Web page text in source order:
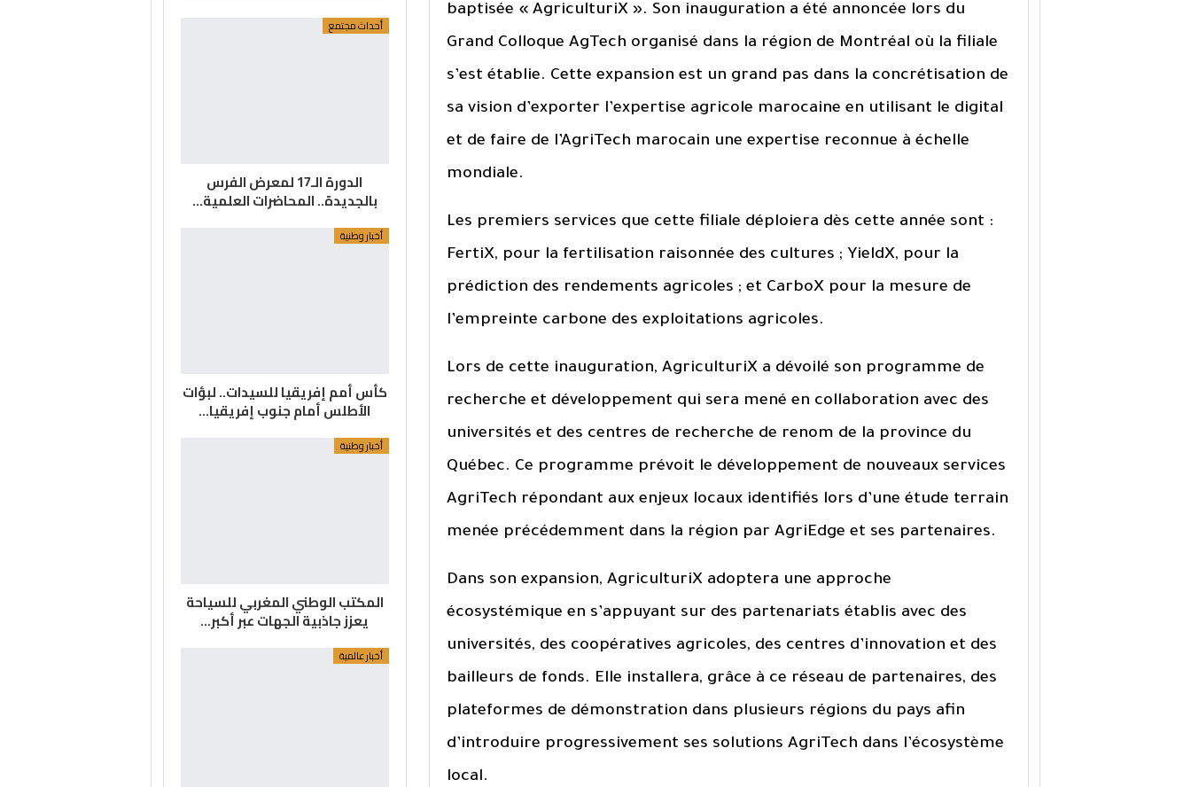
baptisée « AgriculturiX ». Son inauguration a été annoncée lors du
Grand Colloque AgTech organisé dans la région de Montréal où la filiale
s’est établie. Cette expansion est un grand pas dans la concrétisation de
sa vision d’exporter l’expertise agricole marocaine en utilisant le digital
et de faire de l’AgriTech marocain une expertise reconnue à échelle
mondiale.
Les premiers services que cette filiale déploiera dès cette année sont :
FertiX, pour la fertilisation raisonnée des cultures ; YieldX, pour la
prédiction des rendements agricoles ; et CarboX pour la mesure de
l’empreinte carbone des exploitations agricoles.
Lors de cette inauguration, AgriculturiX a dévoilé son programme de
recherche et développement qui sera mené en collaboration avec des
universités et des centres de recherche de renom de la province du
Québec. Ce programme prévoit le développement de nouveaux services
AgriTech répondant aux enjeux locaux identifiés lors d’une étude terrain
menée précédemment dans la région par AgriEdge et ses partenaires.
Dans son expansion, AgriculturiX adoptera une approche
écosystémique en s’appuyant sur des partenariats établis avec des
universités, des coopératives agricoles, des centres d’innovation et des
bailleurs de fonds. Elle installera, grâce à ce réseau de partenaires, des
plateformes de démonstration dans plusieurs régions du pays afin
d’introduire progressivement ses solutions AgriTech dans l’écosystème
local.
أحداث مجتمع
الدورة الـ17 لمعرض الفرس
بالجديدة.. المحاضرات العلمية…
أخبار وطنية
كأس أمم إفريقيا للسيدات.. لبؤات
الأطلس أمام جنوب إفريقيا…
أخبار وطنية
المكتب الوطني المغربي للسياحة
يعزز جاذبية الجهات عبر أكبر…
أخبار عالمية